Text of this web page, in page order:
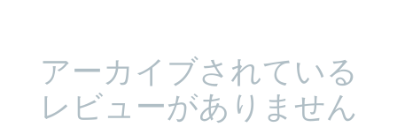
アーカイブされている
レビューがありません